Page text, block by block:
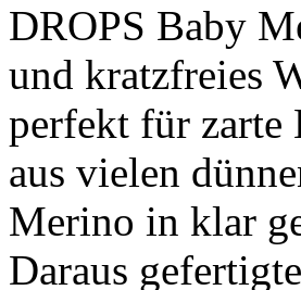
DROPS Baby
und kratzfreies
perfekt für zarte
aus vielen
Merino in klar
Daraus